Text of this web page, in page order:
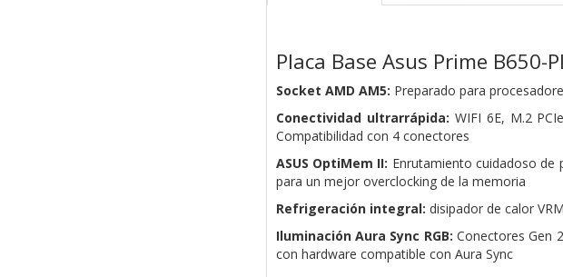
Placa Base Asus Prime B650-
Socket AMD AM5: Preparado para
Conectividad ultrarrápida: WIFI 6E, M.2
Compatibilidad con 4 conectores
ASUS OptiMem II: Enrutamiento cuidadoso de
para un mejor overclocking de la memoria
Refrigeración integral: disipador de calor
Iluminación Aura Sync RGB: Conectores Gen
con hardware compatible con Aura Sync